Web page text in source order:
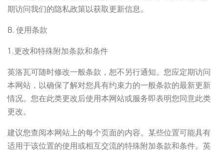
期访问我们的隐私政策以获取更新信息。
B. 使用条款
1.更改和特殊附加条款和条件
英洛瓦可随时修改一般条款，恕不另行通知。您应定期访问
本网站，以确保了解对您具有约束力的一般条款的最新更新
情况。您在此类更改后使用本网站或服务即表明您同意此类
更改。
建议您查阅本网站上的每个页面的内容。某些位置可能具有
适用于该位置的使用或相互交流的特殊附加条款和条件。英